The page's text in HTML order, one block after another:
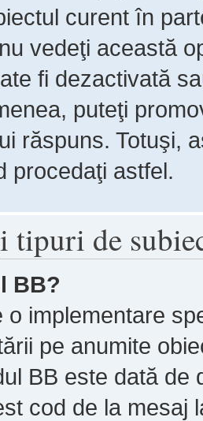
curent în
vedeţi această
fi dezactivată
puteţi
răspuns. Totuşi,
procedaţi astfel.
tipuri de
BB?
o implementare
pe anumite
BB este dată de
cod de la mesaj